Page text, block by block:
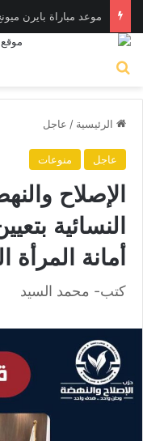
موعد مباراة بايرن
الرئيسية / عاجل
عاجل منوعات
الإصلاح
النسائية
أمانة المرأة
كتب- محمد السيد